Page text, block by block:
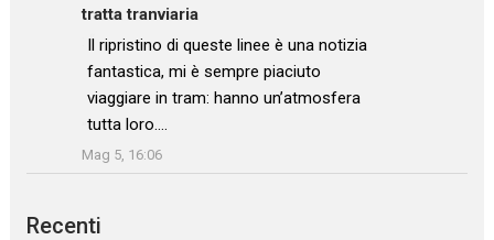
tratta tranviaria
: “Il ripristino di queste linee è una notizia
fantastica, mi è sempre piaciuto
viaggiare in tram: hanno un’atmosfera
tutta loro.…
Mag 5, 16:06
Recenti